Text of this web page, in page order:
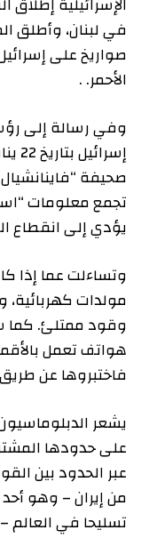
في لبنان، وأطلق
صواريخ على
الأحمر. .
وفي رسالة إلى
صحيفة “فاينانشيال
تجمع معلومات
يؤدي إلى انقطاع
وتساءلت عما إذا
مولدات
وقود ممتلئ. كما
هواتف تعمل
فاختبروها عن طريق
يشعر
على حدودها
عبر الحدود بين
من إيران – وهو
تسليحا في العالم